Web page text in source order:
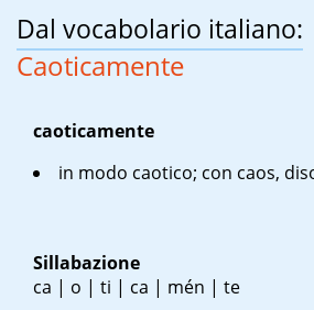
Dal vocabolario italiano:
Caoticamente
caoticamente
in modo caotico; con caos,
Sillabazione
ca | o | ti | ca | mén | te